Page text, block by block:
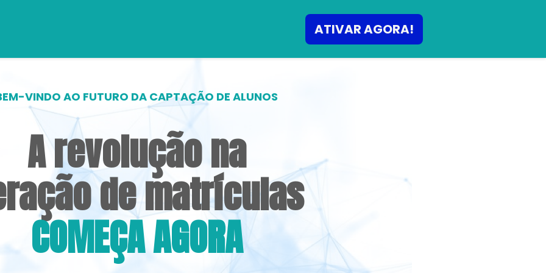
ATIVAR AGORA!
VINDO AO FUTURO DA CAPTAÇÃO DE ALUNOS
A revolução na
de matrículas
COMEÇA AGORA